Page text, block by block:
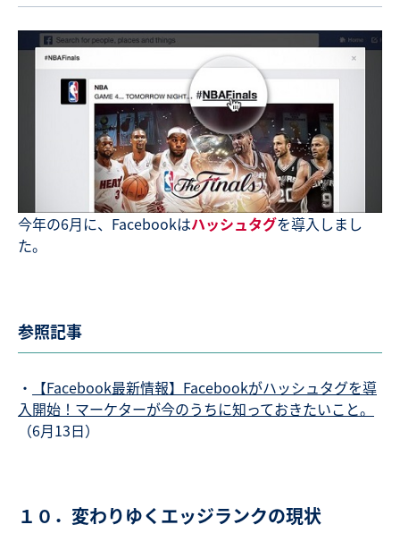
今年の6月に、Facebookはハッシュタグを導入しまし
た。
参照記事
・
【Facebook最新情報】Facebookがハッシュタグを導
入開始！マーケターが今のうちに知っておきたいこと。
（6月13日）
１０．変わりゆくエッジランクの現状